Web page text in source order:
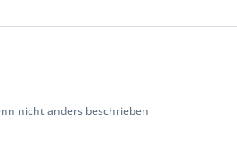
nicht anders beschrieben